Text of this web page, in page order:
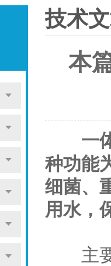
技术
本
一
种功能
细菌、
用水，
主要